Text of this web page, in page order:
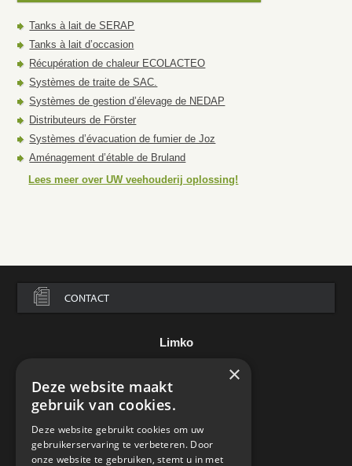
Tanks à lait de SERAP
Tanks à lait d’occasion
Récupération de chaleur ECOLACTEO
Systèmes de traite de SAC.
Systèmes de gestion d’élevage de NEDAP
Distributeurs de Förster
Systèmes d’évacuation de fumier de Joz
Aménagement d’étable de Bruland
Lees meer over UW veehouderij oplossing!
CONTACT
Limko
B-7850 Edingen
e-mail:info@limko.be
×
Deze website maakt
gebruik van cookies.
Deze website gebruikt cookies om uw
gebruikerservaring te verbeteren. Door
onze website te gebruiken, stemt u in met